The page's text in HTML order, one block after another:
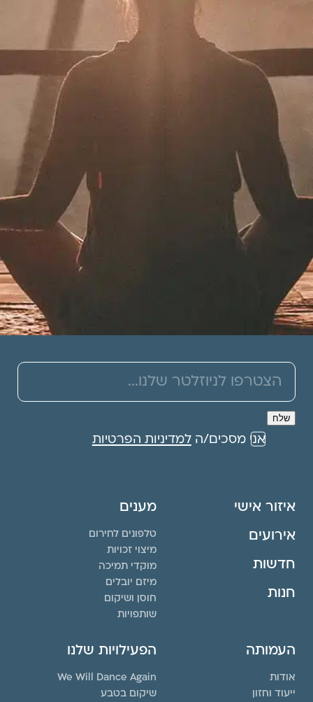
אני מסכים/הלמדיניות הפרטיות
איזור אישי
אירועים
חדשות
חנות
מענים
טלפונים לחירום
מיצוי זכויות
מוקדי תמיכה
מיזם יובלים
חוסן ושיקום
שותפויות
העמותה
אודות
ייעוד וחזון
הפעילויות שלנו
We Will Dance Again
שיקום בטבע